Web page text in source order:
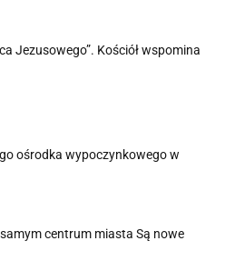
Jezusowego”. Kościół wspomina
ośrodka wypoczynkowego w
centrum miasta Są nowe